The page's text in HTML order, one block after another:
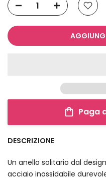
Paga
DESCRIZIONE
Un anello solitario dal
acciaio inossidabile